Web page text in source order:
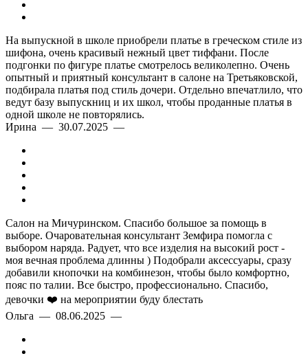
На выпускной в школе приобрели платье в греческом стиле из
шифона, очень красивый нежный цвет тиффани. После
подгонки по фигуре платье смотрелось великолепно. Очень
опытный и приятный консультант в салоне на Третьяковской,
подбирала платья под стиль дочери. Отдельно впечатлило, что
ведут базу выпускниц и их школ, чтобы проданные платья в
одной школе не повторялись.
Ирина — 30.07.2025 —
Салон на Мичуринском. Спасибо большое за помощь в
выборе. Очаровательная консультант Земфира помогла с
выбором наряда. Радует, что все изделия на высокий рост -
моя вечная проблема длинны ) Подобрали аксессуары, сразу
добавили кнопочки на комбинезон, чтобы было комфортно,
пояс по талии. Все быстро, профессионально. Спасибо,
девочки ❤️ на мероприятии буду блестать
Ольга — 08.06.2025 —